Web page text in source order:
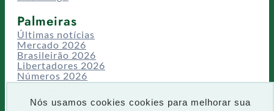
Nós usamos cookies cookies para melhorar sua
Palmeiras
Últimas notícias
Mercado 2026
Brasileirão 2026
Libertadores 2026
Números 2026
Campeonatos
CT/Centro de Excelência